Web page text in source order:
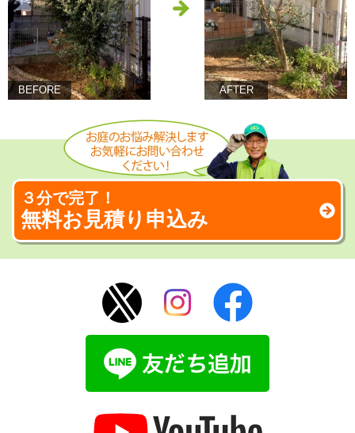
BEFORE AFTER
３分で完了！
無料お見積り申込み